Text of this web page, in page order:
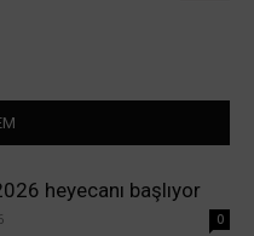
heyecanı başlıyor
0